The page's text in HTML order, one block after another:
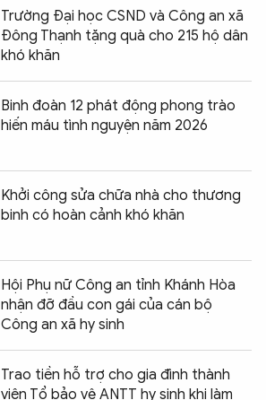
Trường Đại học CSND và Công an xã
Đông Thạnh tặng quà cho 215 hộ dân
khó khăn
Binh đoàn 12 phát động phong trào
hiến máu tình nguyện năm 2026
Khởi công sửa chữa nhà cho thương
binh có hoàn cảnh khó khăn
Hội Phụ nữ Công an tỉnh Khánh Hòa
nhận đỡ đầu con gái của cán bộ
Công an xã hy sinh
Trao tiền hỗ trợ cho gia đình thành
viên Tổ bảo vệ ANTT hy sinh khi làm